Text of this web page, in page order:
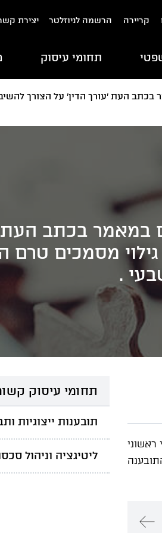
קריירה הרשמה לניוזלטר יצירת
תחומי עיסוק
בכתב העת 'עורך הדין' על הצורך
במאמר בכתב העת
מסמכים טרם
.
ראשוני
תחומי עיסוק
תובענות ייצוגיות
ליטיגציה וניהול